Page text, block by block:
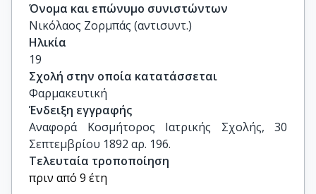
Όνομα και επώνυμο συνιστώντων
Νικόλαος Ζορμπάς (αντισυντ.)
Ηλικία
19
Σχολή στην οποία κατατάσσεται
Φαρμακευτική
Ένδειξη εγγραφής
Αναφορά Κοσμήτορος Ιατρικής Σχολής, 30
Σεπτεμβρίου 1892 αρ. 196.
Τελευταία τροποποίηση
πριν από 9 έτη